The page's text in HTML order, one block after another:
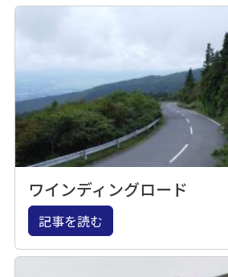
ワインディングロード
記事を読む